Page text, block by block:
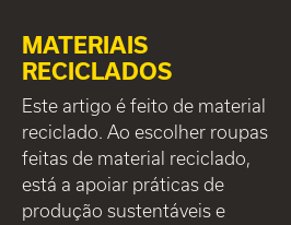
MATERIAIS
RECICLADOS
Este artigo é feito de material
reciclado. Ao escolher roupas
feitas de material reciclado,
está a apoiar práticas de
produção sustentáveis e